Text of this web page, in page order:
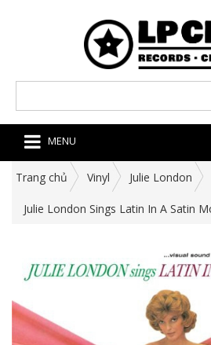
MENU
Trang chủ Vinyl Julie London
Julie London Sings Latin In A Satin